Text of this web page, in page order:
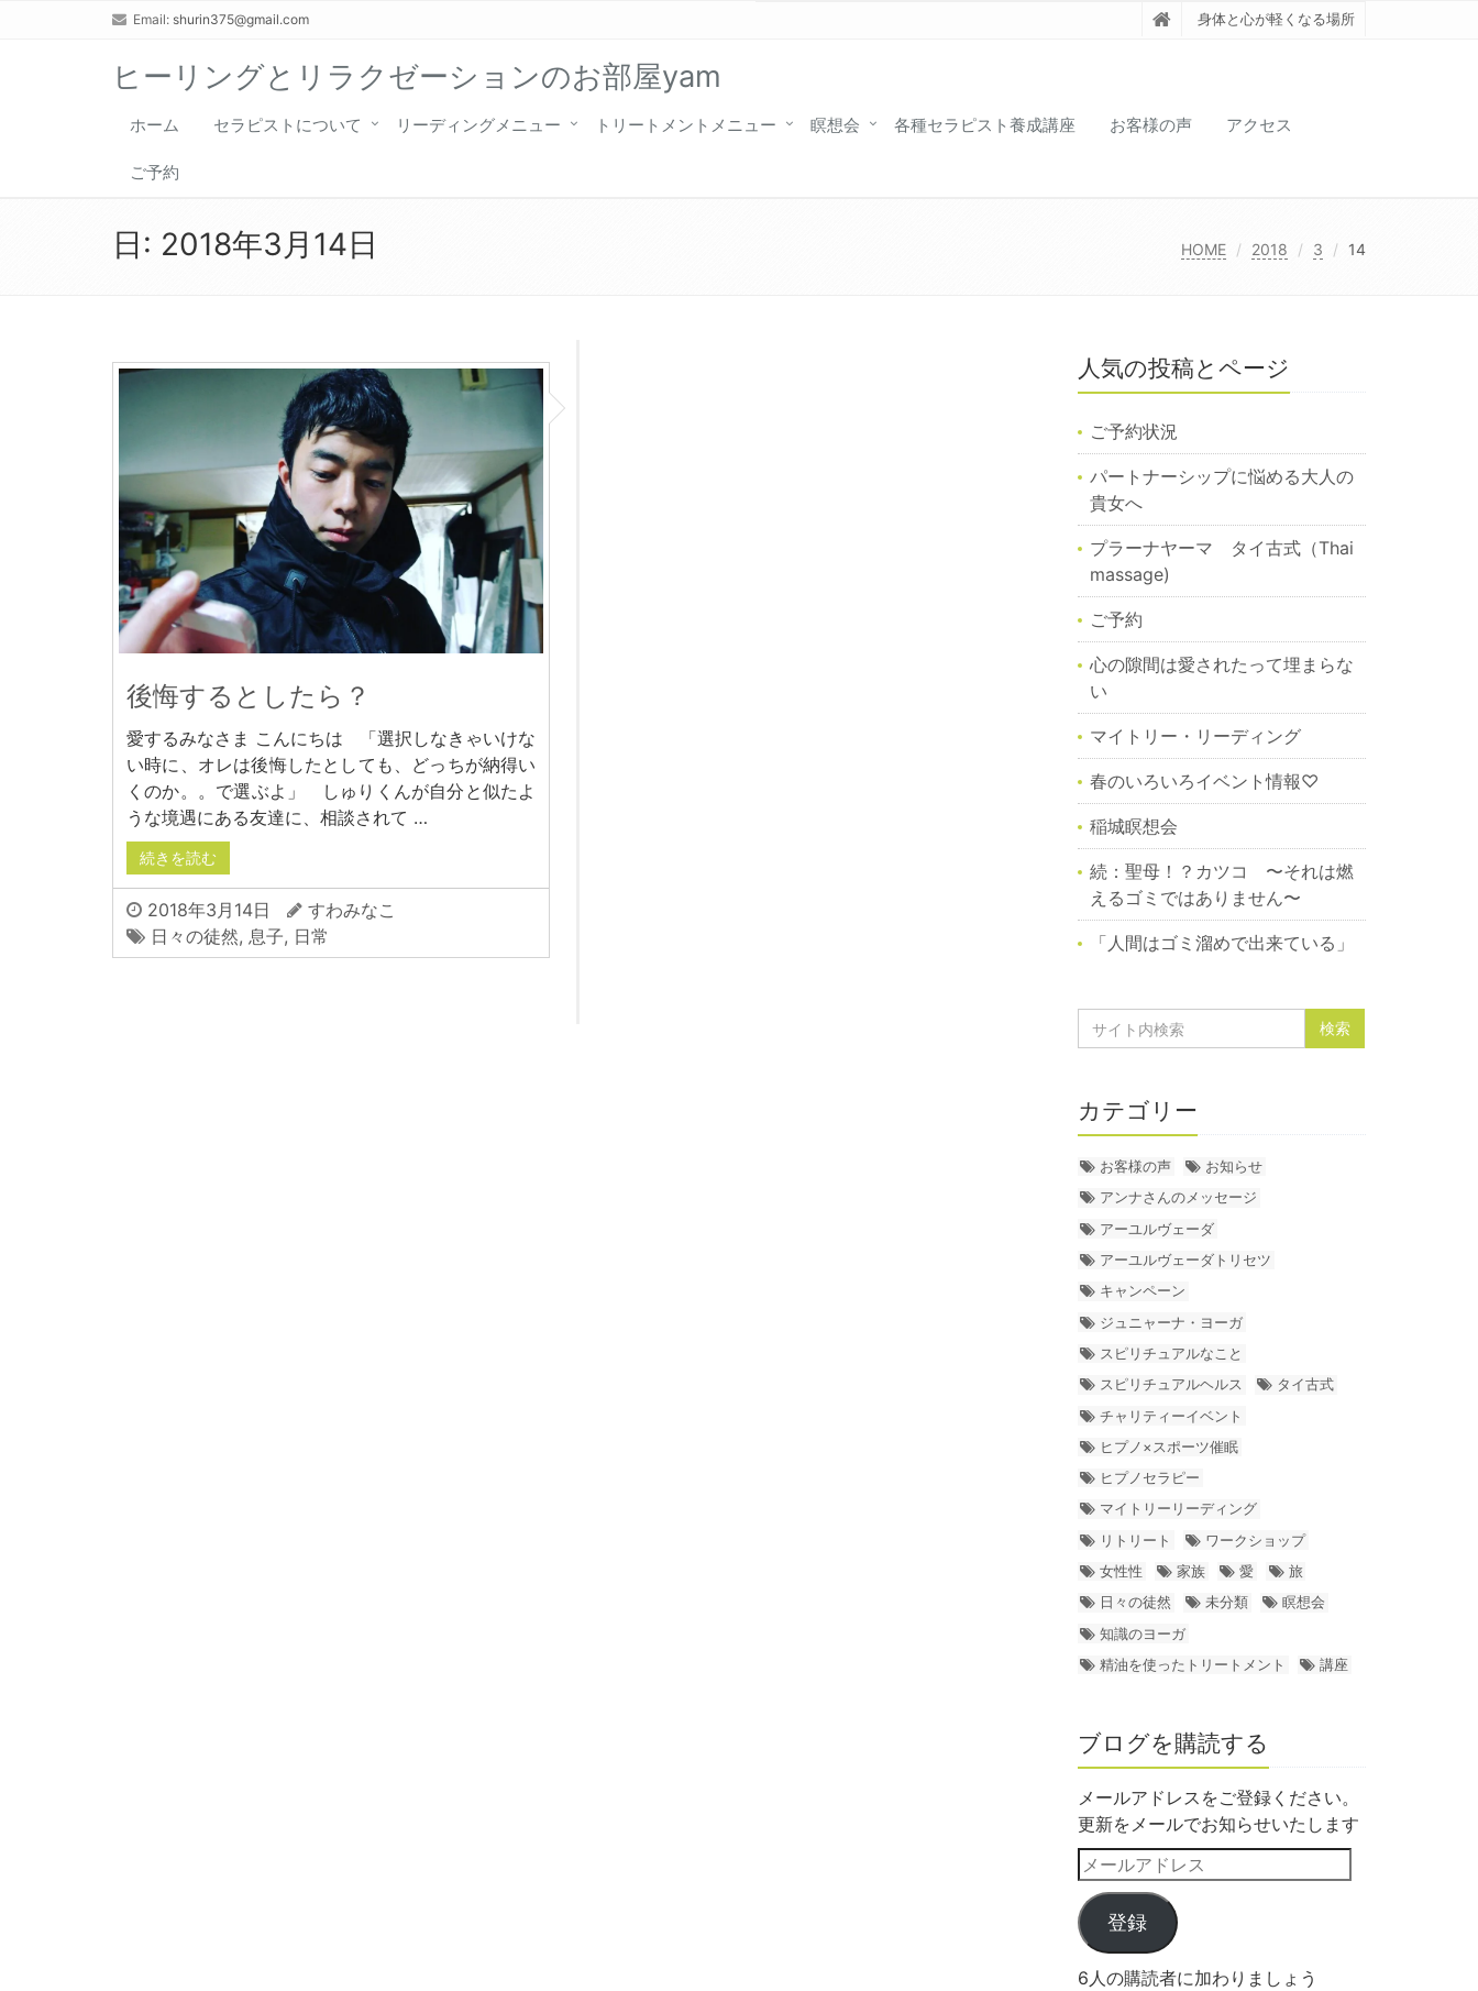
Email: shurin375@gmail.com 身体と心が軽くなる場所
ヒーリングとリラクゼーションのお部屋yam
ホーム セラピストについて リーディングメニュー トリートメントメニュー 瞑想会 各種セラピスト養成講座 お客様の声 アクセス
ご予約
日: 2018年3月14日 HOME 2018 3 14
後悔するとしたら？
愛するみなさま こんにちは 「選択しなきゃいけな
い時に、オレは後悔したとしても、どっちが納得い
くのか。。で選ぶよ」 しゅりくんが自分と似たよ
うな境遇にある友達に、相談されて …
続きを読む
2018年3月14日
すわみなこ
日々の徒然, 息子, 日常
人気の投稿とページ
ご予約状況
パートナーシップに悩める大人の
貴女へ
プラーナヤーマ タイ古式（Thai
massage)
ご予約
心の隙間は愛されたって埋まらな
い
マイトリー・リーディング
春のいろいろイベント情報♡
稲城瞑想会
続：聖母！？カツコ 〜それは燃
えるゴミではありません〜
「人間はゴミ溜めで出来ている」
カテゴリー
お客様の声
お知らせ
アンナさんのメッセージ
アーユルヴェーダ
アーユルヴェーダトリセツ
キャンペーン
ジュニャーナ・ヨーガ
スピリチュアルなこと
スピリチュアルヘルス
タイ古式
チャリティーイベント
ヒプノ×スポーツ催眠
ヒプノセラピー
マイトリーリーディング
リトリート
ワークショップ
女性性
家族 愛
旅
日々の徒然
未分類
瞑想会
知識のヨーガ
精油を使ったトリートメント
講座
ブログを購読する
メールアドレスをご登録ください。
更新をメールでお知らせいたします
登録
6人の購読者に加わりましょう